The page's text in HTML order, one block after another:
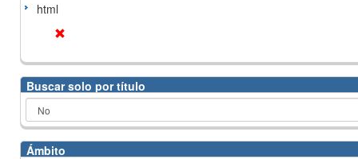
html
Buscar solo por título
Ámbito